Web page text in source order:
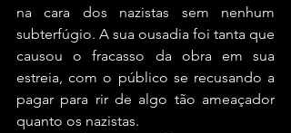
na cara dos nazistas sem nenhum
subterfúgio. A sua ousadia foi tanta que
causou o fracasso da obra em sua
estreia, com o público se recusando a
pagar para rir de algo tão ameaçador
quanto os nazistas.